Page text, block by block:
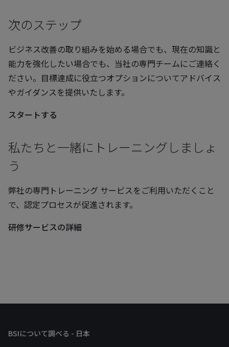
次のステップ
ビジネス改善の取り組みを始める場合でも、現在の知識と
能力を強化したい場合でも、当社の専門チームにご連絡く
ださい。目標達成に役立つオプションについてアドバイス
やガイダンスを提供いたします。
スタートする
私たちと一緒にトレーニングしましょ
う
弊社の専門トレーニング サービスをご利用いただくこと
で、認定プロセスが促進されます。
研修サービスの詳細
BSIについて調べる - 日本